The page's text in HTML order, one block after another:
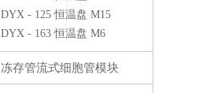
DYX - 125 恒温盘 M15
DYX - 163 恒温盘 M6
冻存管流式细胞管模块